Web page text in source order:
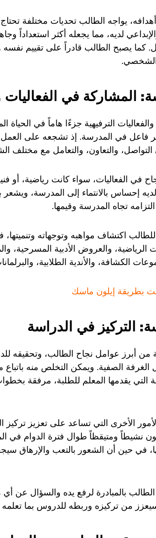
يواجه الطالب تحديات مختلفة
لديه، مما يجعله أكثر استعداداً
كما يصبح الطالب قادراً على تقييم نفسه
المشاركة في الفعاليات
الترفيهية جزءًا هاماً في
فاعل في المدرسة. إذ تشجعه على العمل
والتعاون، والتعامل مع مختلف
في الفعاليات، سواء كانت رياضية، أو
إحساس بالانتماء إلى المدرسة،
تجاه المدرسة وقيمها.
اكتشاف مواهبه وتوجهاته وتنميتها،
الرياضية، والعروض الأدبية المسرحية،
الكشافة، والأندية الطلابية،
بطريقة إيلون ماسك
التركيز في الدراسة
من أبرز عوامل نجاح الطالب، وتحقيقه
الغرفة الصفية. ويمكن التخلص منه
التي يقدمها المعلم للطلبة، مرفقة
الأخرى التي تساعد على تعزيز
نشيطاً ومتيقظاً طوال فترة الدوام في
في حين أن الشعور بالتعب والإرهاق
بالمبادرة لرفع يده والسؤال عن
من تركيزه وربطه للدروس بما